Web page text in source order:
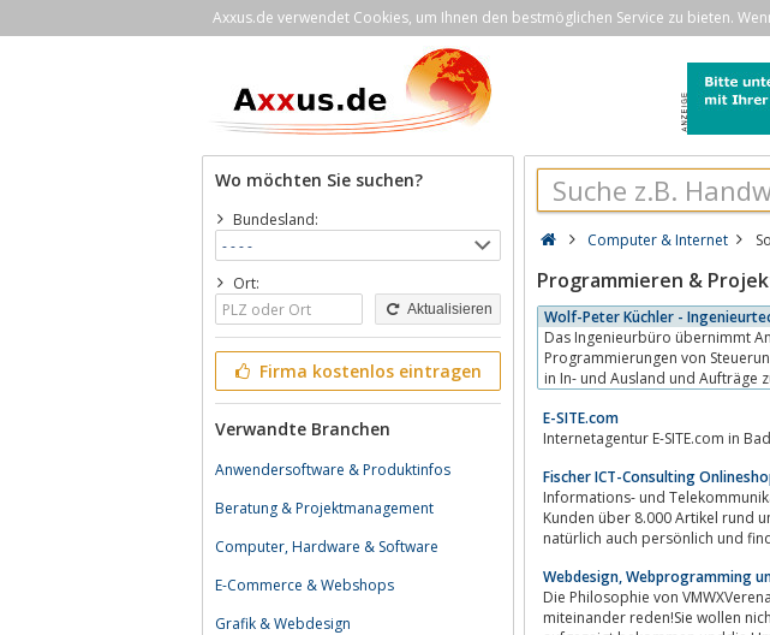
Axxus.de verwendet Cookies, um Ihnen den bestmöglichen Service zu bieten.
Wo möchten Sie suchen?
Bundesland:
Ort:
Aktualisieren
Firma kostenlos eintragen
Verwandte Branchen
Anwendersoftware & Produktinfos
Beratung & Projektmanagement
Computer, Hardware & Software
E-Commerce & Webshops
Grafik & Webdesign
Computer & Internet
Programmieren &
Wolf-Peter Küchler -
Das Ingenieurbüro übernimmt Anlagenprojektierungen,
Programmierungen von Steuerungen, Prozeßvisualisierung, Inbetriebnahmen von Maschinen
in In- und Ausland und Aufträge
E-SITE.com
Fischer ICT-Consulting
Informations- und
Kunden über 8.000 Artikel rund
Webdesign, Webprogramming
Die Philosophie von VMWXVerena Maas - WebXist es, dem Kunden
miteinander reden!Sie wollen